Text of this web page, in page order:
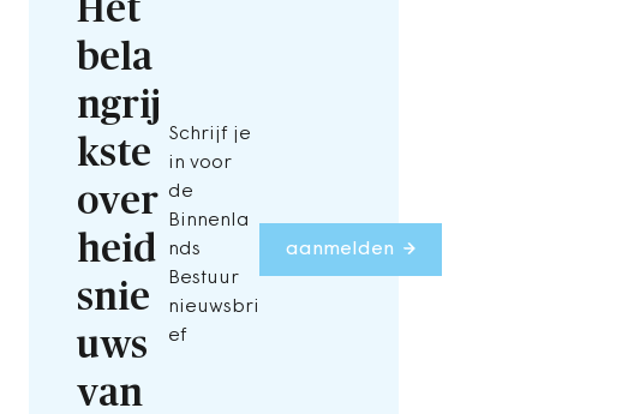
Het
bela
ngrij
kste
over
heid
snie
uws
van
Schrijf je
in voor
de
Binnenla
nds
Bestuur
nieuwsbri
ef
aanmelden